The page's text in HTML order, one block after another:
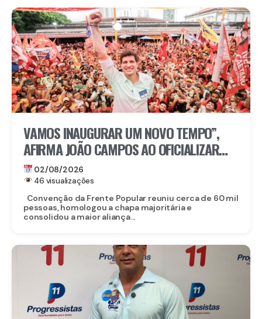
VAMOS INAUGURAR UM NOVO TEMPO”,
AFIRMA JOÃO CAMPOS AO OFICIALIZAR
CANDIDATURA
02/08/2026
46 visualizações
Convenção da Frente Popular reuniu cerca de 60 mil
pessoas, homologou a chapa majoritária e
consolidou a maior aliança...